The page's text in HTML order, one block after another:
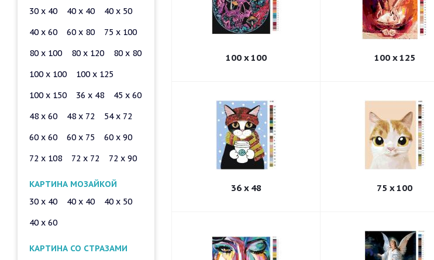
100 x 100 100 x 125
36 x 48 75 x 100
30 x 40
40 x 40
40 x 50
40 x 60
60 x 80
75 x 100
80 x 100
80 x 120
80 x 80
100 x 100
100 x 125
100 x 150
36 x 48
45 x 60
48 x 60
48 x 72
54 x 72
60 x 60
60 x 75
60 x 90
72 x 108
72 x 72 72 x 90
КАРТИНА МОЗАЙКОЙ
30 x 40
40 x 40
40 x 50
40 x 60
КАРТИНА СО СТРАЗАМИ